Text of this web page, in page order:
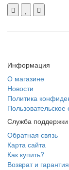
Информация
О магазине
Новости
Политика
Служба поддержки
Обратная связь
Карта сайта
Как купить?
Возврат и гарантия